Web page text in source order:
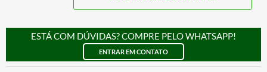
ESTÁ COM DÚVIDAS? COMPRE PELO WHATSAPP!
ENTRAR EM CONTATO